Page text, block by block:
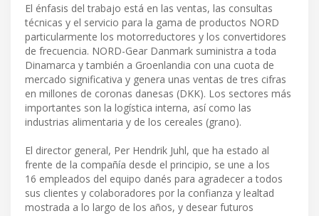
El énfasis del trabajo está en las ventas, las consultas
técnicas y el servicio para la gama de productos NORD
particularmente los motorreductores y los convertidores
de frecuencia. NORD-Gear Danmark suministra a toda
Dinamarca y también a Groenlandia con una cuota de
mercado significativa y genera unas ventas de tres cifras
en millones de coronas danesas (DKK). Los sectores más
importantes son la logística interna, así como las
industrias alimentaria y de los cereales (grano).
El director general, Per Hendrik Juhl, que ha estado al
frente de la compañía desde el principio, se une a los
16 empleados del equipo danés para agradecer a todos
sus clientes y colaboradores por la confianza y lealtad
mostrada a lo largo de los años, y desear futuros